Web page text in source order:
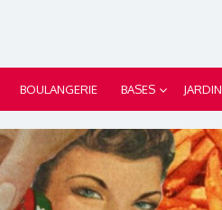
BOULANGERIE BASES JARDIN